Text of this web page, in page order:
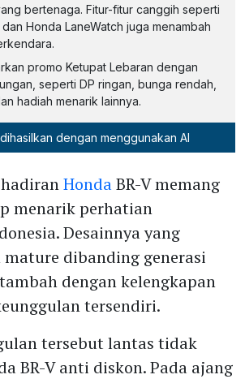
bertenaga. Fitur-fitur canggih seperti
Honda LaneWatch juga menambah
promo Ketupat Lebaran dengan
seperti DP ringan, bunga rendah,
hadiah menarik lainnya.
dengan menggunakan AI
HondaBR-V memang
menarik perhatian
Desainnya yang
dibanding generasi
dengan kelengkapan
tersendiri.
tersebut lantas tidak
BR-V anti diskon. Pada ajang